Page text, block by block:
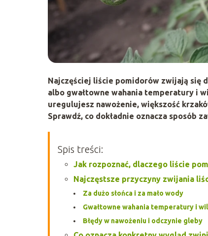
Najczęściej liście pomidorów zwijają się
albo gwałtowne wahania temperatury i
uregulujesz nawożenie, większość
Sprawdź, co dokładnie oznacza sposób
Spis treści:
Jak rozpoznać, dlaczego liście
Najczęstsze przyczyny zwijania
Za dużo słońca i za mało wody
Gwałtowne wahania temperatury i
Błędy w nawożeniu i odczynie gleby